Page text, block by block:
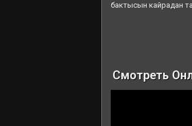
бактысын кайрадан
Смотреть